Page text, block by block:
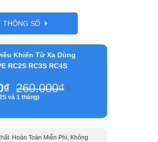
SỐ
Khiển Từ Xa Dùng
RC2S RC3S RC4S
₫ 260.000₫ ℹ️
và 1 tháng)
Hoàn Toàn Miễn Phí, Không